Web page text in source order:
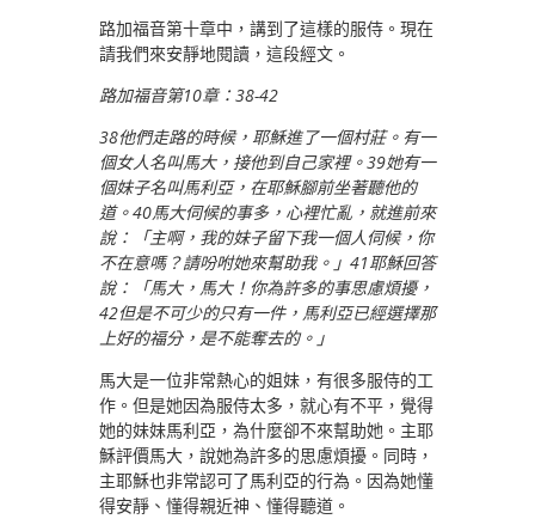
路加福音第十章中，講到了這樣的服侍。現在
請我們來安靜地閱讀，這段經文。
路加福音第10章：38-42
38他們走路的時候，耶穌進了一個村莊。有一
個女人名叫馬大，接他到自己家裡。39她有一
個妹子名叫馬利亞，在耶穌腳前坐著聽他的
道。40馬大伺候的事多，心裡忙亂，就進前來
說：「主啊，我的妹子留下我一個人伺候，你
不在意嗎？請吩咐她來幫助我。」41耶穌回答
說：「馬大，馬大！你為許多的事思慮煩擾，
42但是不可少的只有一件，馬利亞已經選擇那
上好的福分，是不能奪去的。」
馬大是一位非常熱心的姐妹，有很多服侍的工
作。但是她因為服侍太多，就心有不平，覺得
她的妹妹馬利亞，為什麼卻不來幫助她。主耶
穌評價馬大，說她為許多的思慮煩擾。同時，
主耶穌也非常認可了馬利亞的行為。因為她懂
得安靜、懂得親近神、懂得聽道。